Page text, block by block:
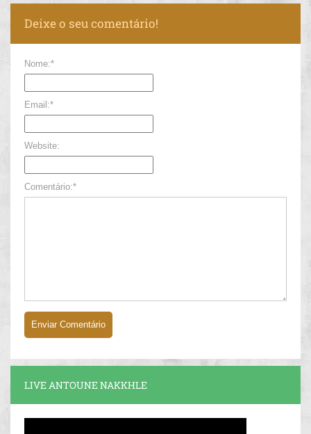
Deixe o seu comentário!
Nome:*
Email:*
Website:
Comentário:*
LIVE ANTOUNE NAKKHLE